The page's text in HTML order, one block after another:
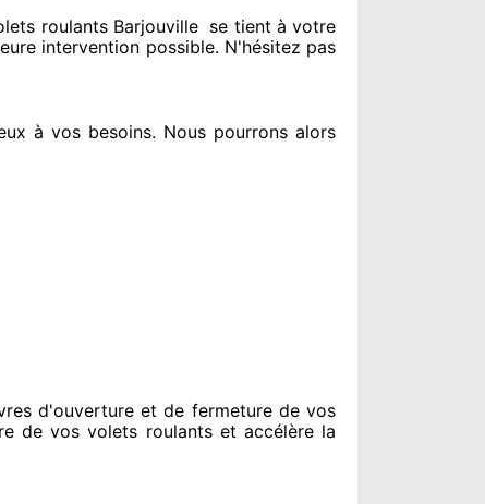
roulants Barjouville se tient à votre
intervention possible. N'hésitez pas
à vos besoins. Nous pourrons alors
d'ouverture et de fermeture de vos
de vos volets roulants et accélère la